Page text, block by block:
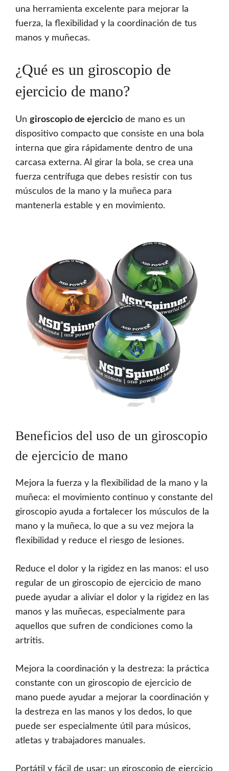
una herramienta excelente para mejorar la
fuerza, la flexibilidad y la coordinación de tus
manos y muñecas.
¿Qué es un giroscopio de
ejercicio de mano?
Un giroscopio de ejercicio de mano es un
dispositivo compacto que consiste en una bola
interna que gira rápidamente dentro de una
carcasa externa. Al girar la bola, se crea una
fuerza centrífuga que debes resistir con tus
músculos de la mano y la muñeca para
mantenerla estable y en movimiento.
Beneficios del uso de un giroscopio
de ejercicio de mano
Mejora la fuerza y la flexibilidad de la mano y la
muñeca: el movimiento continuo y constante del
giroscopio ayuda a fortalecer los músculos de la
mano y la muñeca, lo que a su vez mejora la
flexibilidad y reduce el riesgo de lesiones.
Reduce el dolor y la rigidez en las manos: el uso
regular de un giroscopio de ejercicio de mano
puede ayudar a aliviar el dolor y la rigidez en las
manos y las muñecas, especialmente para
aquellos que sufren de condiciones como la
artritis.
Mejora la coordinación y la destreza: la práctica
constante con un giroscopio de ejercicio de
mano puede ayudar a mejorar la coordinación y
la destreza en las manos y los dedos, lo que
puede ser especialmente útil para músicos,
atletas y trabajadores manuales.
Portátil y fácil de usar: un giroscopio de ejercicio